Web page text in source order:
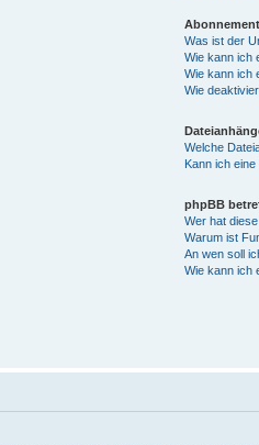
Was ist der
Wie kann ich
Wie kann ich
Wie
Welche
Kann ich
phpBB
Wer hat
Warum ist
An wen soll
Wie kann ich